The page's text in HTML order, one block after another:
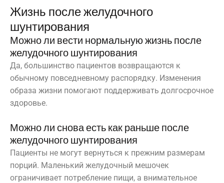
Жизнь после желудочного
шунтирования
Можно ли вести нормальную жизнь после
желудочного шунтирования
Да, большинство пациентов возвращаются к
обычному повседневному распорядку. Изменения
образа жизни помогают поддерживать долгосрочное
здоровье.
Можно ли снова есть как раньше после
желудочного шунтирования
Пациенты не могут вернуться к прежним размерам
порций. Маленький желудочный мешочек
ограничивает потребление пищи, а внимательное